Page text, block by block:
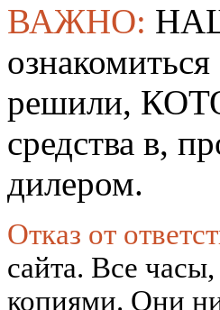
ВАЖНО:
решили,
средства в,
дилером.
Отказ от
сайта. Все
копиями. Они